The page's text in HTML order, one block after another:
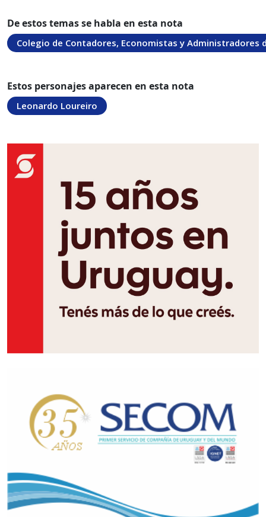
De estos temas se habla en esta nota
Colegio de Contadores, Economistas y Administradores
Estos personajes aparecen en esta nota
Leonardo Loureiro